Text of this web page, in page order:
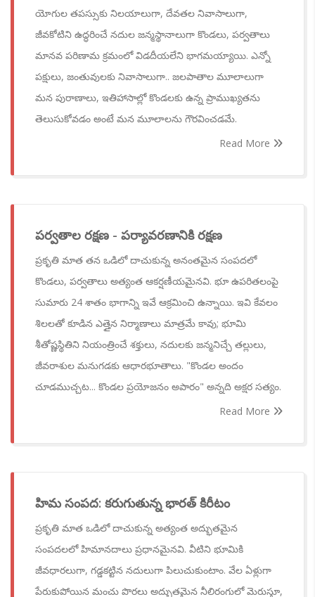
యోగుల తపస్సుకు నిలయాలుగా, దేవతల నివాసాలుగా,
జీవకోటిని ఉద్ధరించే నదుల జన్మస్థానాలుగా కొండలు, పర్వతాలు
మానవ పరిణామ క్రమంలో విడదీయలేని భాగమయ్యాయి. ఎన్నో
పక్షులు, జంతువులకు నివాసాలుగా.. జలపాతాల మూలాలుగా
మన పురాణాలు, ఇతిహాసాల్లో కొండలకు ఉన్న ప్రాముఖ్యతను
తెలుసుకోవడం అంటే మన మూలాలను గౌరవించడమే.
Read More
పర్వతాల రక్షణ - పర్యావరణానికి రక్షణ
ప్రకృతి మాత తన ఒడిలో దాచుకున్న అనంతమైన సంపదలో
కొండలు, పర్వతాలు అత్యంత ఆకర్షణీయమైనవి. భూ ఉపరితలంపై
సుమారు 24 శాతం భాగాన్ని ఇవే ఆక్రమించి ఉన్నాయి. ఇవి కేవలం
శిలలతో కూడిన ఎత్తైన నిర్మాణాలు మాత్రమే కావు; భూమి
శీతోష్ణస్థితిని నియంత్రించే శక్తులు, నదులకు జన్మనిచ్చే తల్లులు,
జీవరాశుల మనుగడకు ఆధారభూతాలు. "కొండల అందం
చూడముచ్చట... కొండల ప్రయోజనం అపారం" అన్నది అక్షర సత్యం.
Read More
హిమ సంపద: కరుగుతున్న భారత్ కిరీటం
ప్రకృతి మాత ఒడిలో దాచుకున్న అత్యంత అద్భుతమైన
సంపదలలో హిమానదాలు ప్రధానమైనవి. వీటిని భూమికి
జీవధారలుగా, గడ్డకట్టిన నదులుగా పిలుచుకుంటాం. వేల ఏళ్లుగా
పేరుకుపోయిన మంచు పొరలు అద్భుతమైన నీలిరంగులో మెరుస్తూ,